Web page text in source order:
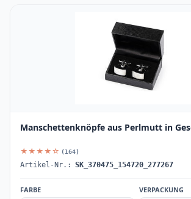
Manschettenknöpfe aus Perlmutt in
★★★★☆ (164)
Artikel-Nr.: SK_370475_154720_277267
FARBE VERPACKUNG